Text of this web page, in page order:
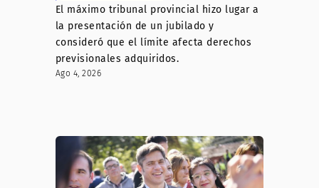
El máximo tribunal provincial hizo lugar a
la presentación de un jubilado y
consideró que el límite afecta derechos
previsionales adquiridos.
Ago 4, 2026